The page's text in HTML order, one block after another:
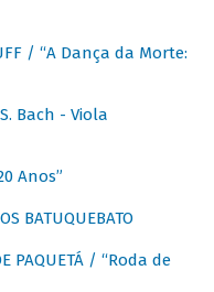
/ “A Dança da Morte:
Bach - Viola
Anos”
BATUQUEBATO
PAQUETÁ / “Roda de